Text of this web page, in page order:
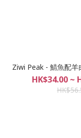
Ziwi Peak - 鯖魚配
HK$34.00 ~